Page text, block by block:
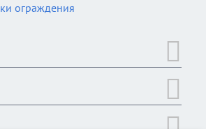
ограждения